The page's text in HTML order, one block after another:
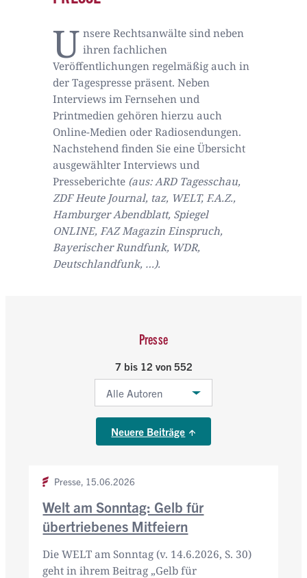
U nsere Rechtsanwälte sind neben
ihren fachlichen
Veröffentlichungen regelmäßig auch in
der Tagespresse präsent. Neben
Interviews im Fernsehen und
Printmedien gehören hierzu auch
Online-Medien oder Radiosendungen.
Nachstehend finden Sie eine Übersicht
ausgewählter Interviews und
Presseberichte (aus: ARD Tagesschau,
ZDF Heute Journal, taz, WELT, F.A.Z.,
Hamburger Abendblatt, Spiegel
ONLINE, FAZ Magazin Einspruch,
Bayerischer Rundfunk, WDR,
Deutschlandfunk, …).
Presse
7 bis 12 von 552
Neuere Beiträge
Presse, 15.06.2026
Welt am Sonntag: Gelb für
übertriebenes Mitfeiern
Die WELT am Sonntag (v. 14.6.2026, S. 30)
geht in ihrem Beitrag „Gelb für